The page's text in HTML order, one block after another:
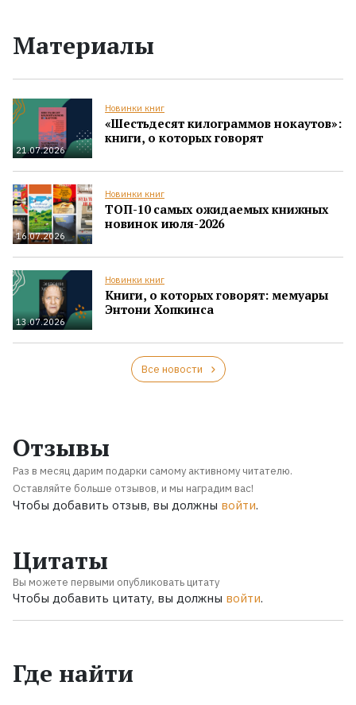
Материалы
21.07.2026
Новинки книг
«Шестьдесят килограммов нокаутов»:
книги, о которых говорят
16.07.2026
Новинки книг
ТОП-10 самых ожидаемых книжных
новинок июля-2026
13.07.2026
Новинки книг
Книги, о которых говорят: мемуары
Энтони Хопкинса
Все новости
Отзывы
Раз в месяц дарим подарки самому активному читателю.
Оставляйте больше отзывов, и мы наградим вас!
Чтобы добавить отзыв, вы должны войти.
Цитаты
Вы можете первыми опубликовать цитату
Чтобы добавить цитату, вы должны войти.
Где найти